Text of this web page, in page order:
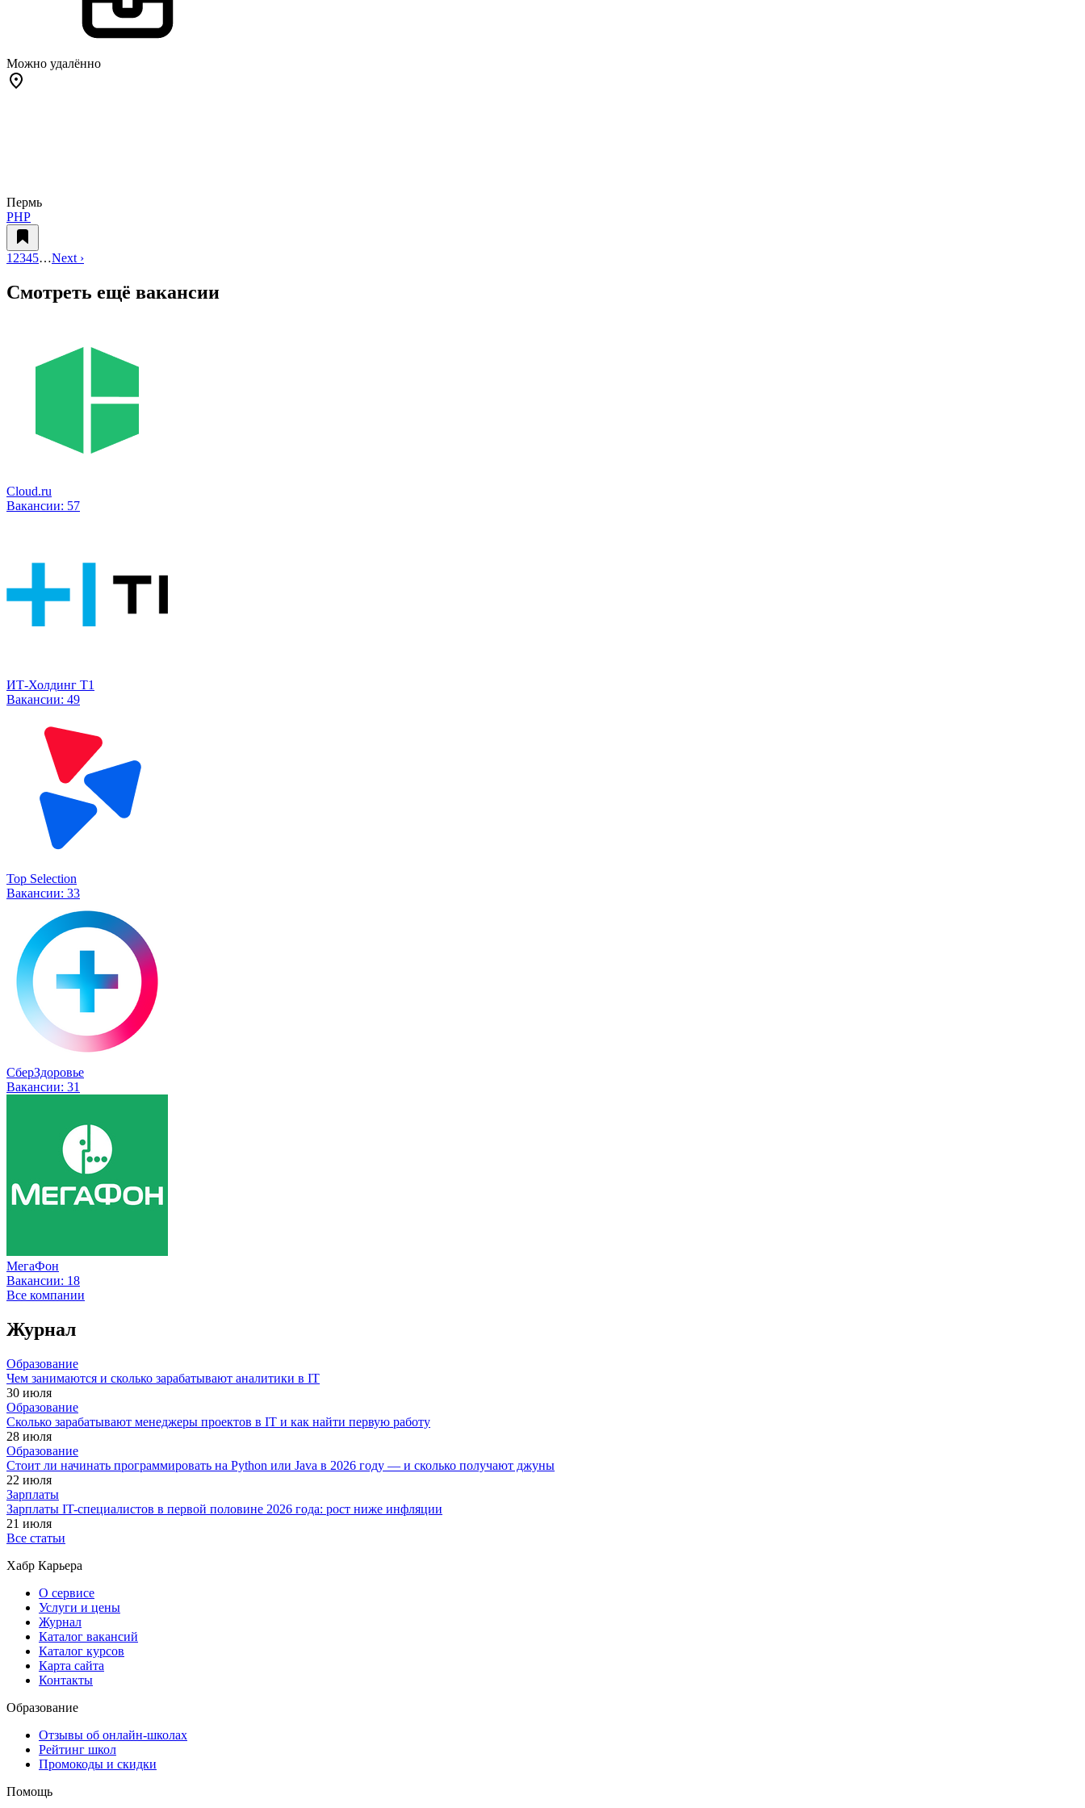
Можно удалённо
Пермь
PHP
1 2345…Next ›
Смотреть ещё вакансии
Cloud.ru
Вакансии: 57
ИТ-Холдинг Т1
Вакансии: 49
Top Selection
Вакансии: 33
СберЗдоровье
Вакансии: 31
МегаФон
Вакансии: 18
Все компании
Журнал
Образование
Чем занимаются и сколько зарабатывают аналитики в IT
30 июля
Образование
Сколько зарабатывают менеджеры проектов в IT и как найти первую работу
28 июля
Образование
Стоит ли начинать программировать на Python или Java в 2026 году — и сколько получают джуны
22 июля
Зарплаты
Зарплаты IT-специалистов в первой половине 2026 года: рост ниже инфляции
21 июля
Все статьи
Хабр Карьера
О сервисе
Услуги и цены
Журнал
Каталог вакансий
Каталог курсов
Карта сайта
Контакты
Образование
Отзывы об онлайн-школах
Рейтинг школ
Промокоды и скидки
Помощь